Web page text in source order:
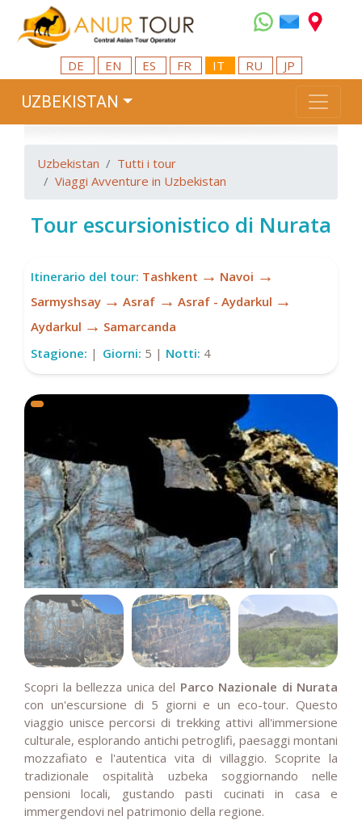
DE EN ES FR IT RU JP
UZBEKISTAN
Uzbekistan
Tutti i tour
Viaggi Avventure in Uzbekistan
Tour escursionistico di Nurata
Itinerario del tour: Tashkent → Navoi →
Sarmyshsay → Asraf → Asraf - Aydarkul →
Aydarkul → Samarcanda
Stagione: | Giorni: 5 | Notti: 4
Scopri la bellezza unica del Parco Nazionale di Nurata
con un'escursione di 5 giorni e un eco-tour. Questo
viaggio unisce percorsi di trekking attivi all'immersione
culturale, esplorando antichi petroglifi, paesaggi montani
mozzafiato e l'autentica vita di villaggio. Scoprite la
tradizionale ospitalità uzbeka soggiornando nelle
pensioni locali, gustando pasti cucinati in casa e
immergendovi nel patrimonio della regione.